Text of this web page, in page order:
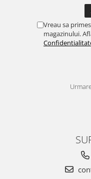
Vreau sa
magazinului.